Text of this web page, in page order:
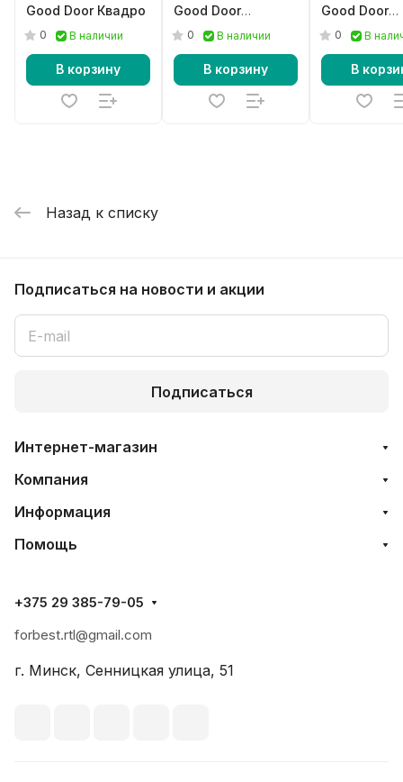
Good Door Квадро
0 В наличии
В корзину
Good Door
Essentia CR
0 В наличии
В корзину
Good Door
Essentia CR
0 В
В
Назад к списку
Подписаться на новости и акции
Подписаться
Интернет-магазин
Компания
Информация
Помощь
+375 29 385-79-05
forbest.rtl@gmail.com
г. Минск, Сенницкая улица, 51